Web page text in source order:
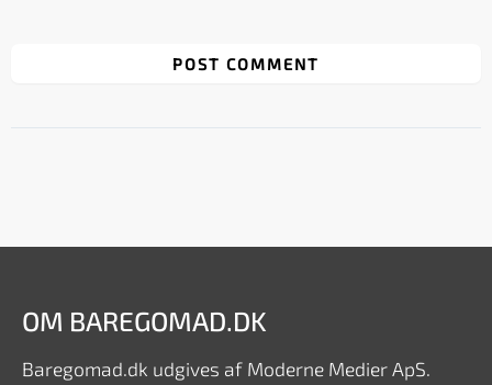
OM BAREGOMAD.DK
Baregomad.dk udgives af Moderne Medier ApS.